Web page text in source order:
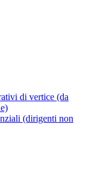
di vertice (da
(dirigenti non